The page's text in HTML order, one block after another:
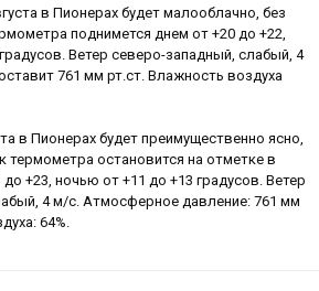
в Пионерах будет малооблачно, без
поднимется днем от +20 до +22,
Ветер северо-западный, слабый, 4
761 мм рт.ст. Влажность воздуха
в Пионерах будет преимущественно ясно,
термометра остановится на отметке в
+23, ночью от +11 до +13 градусов. Ветер
4 м/с. Атмосферное давление: 761 мм
64%.